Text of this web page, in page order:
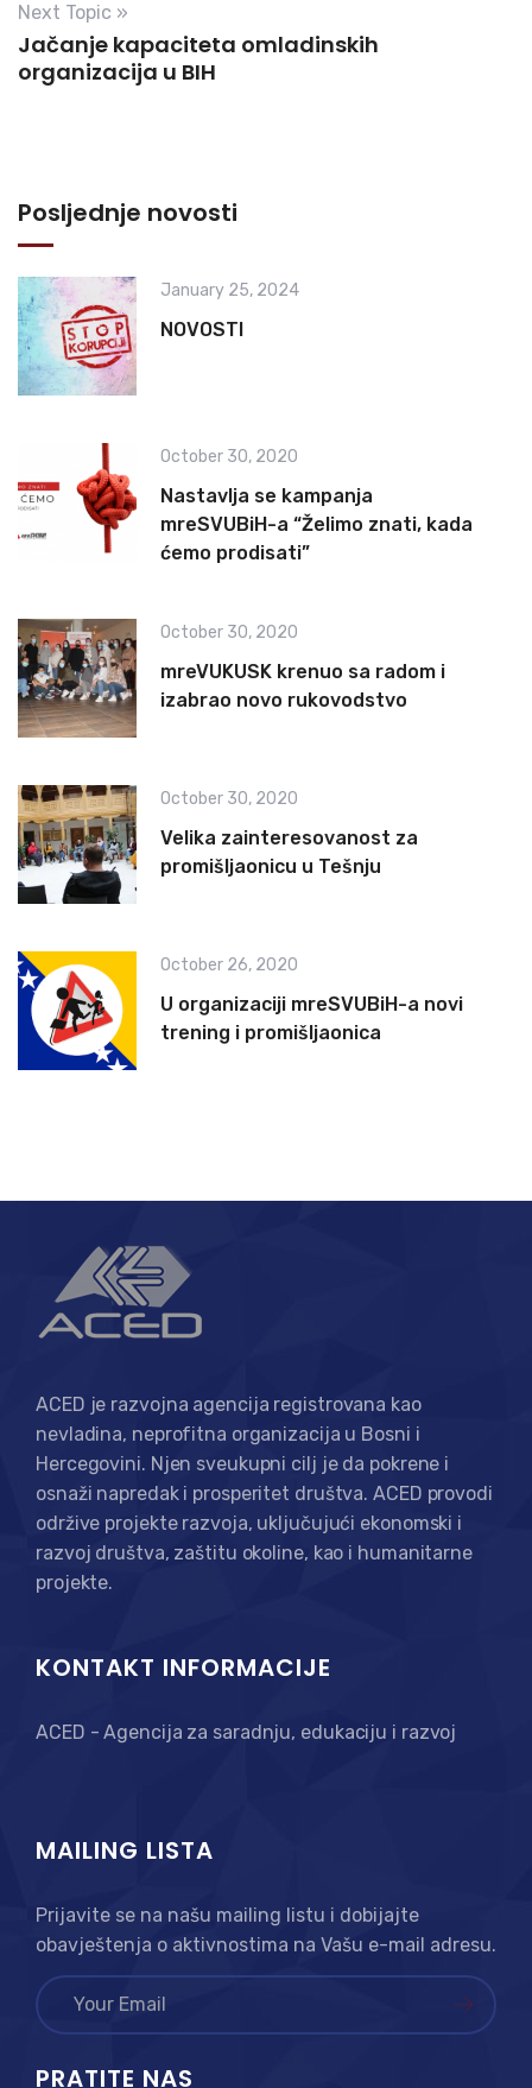
Next Topic »
Jačanje kapaciteta omladinskih
organizacija u BIH
Posljednje novosti
January 25, 2024
NOVOSTI
October 30, 2020
Nastavlja se kampanja
mreSVUBiH-a “Želimo znati, kada
ćemo prodisati”
October 30, 2020
mreVUKUSK krenuo sa radom i
izabrao novo rukovodstvo
October 30, 2020
Velika zainteresovanost za
promišljaonicu u Tešnju
October 26, 2020
U organizaciji mreSVUBiH-a novi
trening i promišljaonica
ACED je razvojna agencija registrovana kao
nevladina, neprofitna organizacija u Bosni i
Hercegovini. Njen sveukupni cilj je da pokrene i
osnaži napredak i prosperitet društva. ACED provodi
održive projekte razvoja, uključujući ekonomski i
razvoj društva, zaštitu okoline, kao i humanitarne
projekte.
KONTAKT INFORMACIJE
ACED - Agencija za saradnju, edukaciju i razvoj
MAILING LISTA
Prijavite se na našu mailing listu i dobijajte
obavještenja o aktivnostima na Vašu e-mail adresu.
PRATITE NAS